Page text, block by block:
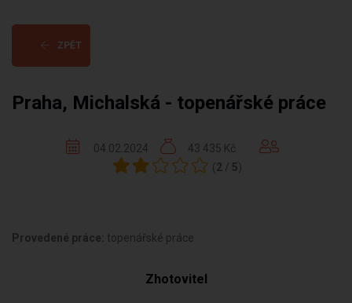
ZPĚT
Praha, Michalská - topenářské práce
04.02.2024
43 435 Kč
( 2 / 5)
Provedené práce: topenářské práce
Zhotovitel